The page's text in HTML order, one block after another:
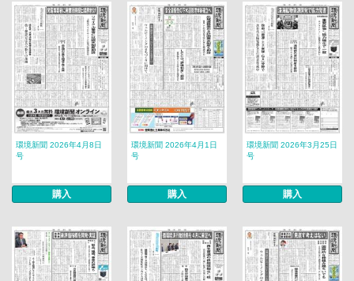
環境新聞 2026年4月8日
号
購入
環境新聞 2026年4月1日
号
購入
環境新聞 2026年3月25日
号
購入